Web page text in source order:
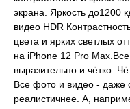
экрана. Яркость до1200
видео HDR
цвета и ярких светлых
на iPhone 12 Pro
выразительно и чётко.
Все фото и видео - даже
реалистичнее. А,